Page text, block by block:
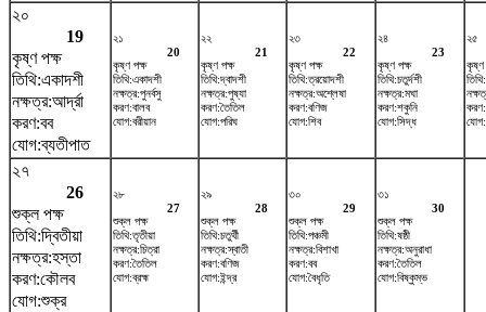
২০
19
কৃষ্ণ পক্ষ
তিথি:একাদশী
নক্ষত্র:আর্দ্রা
করণ:বব
যোগ:ব্যতীপাত
২১
20
কৃষ্ণ পক্ষ
তিথি:একাদশী
নক্ষত্র:পুনর্বসু
করণ:বালব
যোগ:বরীয়ান
২২
21
কৃষ্ণ পক্ষ
তিথি:দ্বাদশী
নক্ষত্র:পুষ্যা
করণ:তৈতিল
যোগ:পরিঘ
২৩
22
কৃষ্ণ পক্ষ
তিথি:ত্রয়োদশী
নক্ষত্র:অশ্লেষা
করণ:বণিজ
যোগ:শিব
২৪
23
কৃষ্ণ পক্ষ
তিথি:চতুর্দশী
নক্ষত্র:মঘা
করণ:শকুনি
যোগ:সিদ্ধ
২৫
কৃষ্ণ
২৭
26
শুক্ল পক্ষ
তিথি:দ্বিতীয়া
নক্ষত্র:হস্তা
করণ:কৌলব
যোগ:শুক্র
২৮
27
শুক্ল পক্ষ
তিথি:তৃতীয়া
নক্ষত্র:চিত্রা
করণ:তৈতিল
যোগ:ব্রহ্ম
২৯
28
শুক্ল পক্ষ
তিথি:চতুর্থী
নক্ষত্র:স্বাতী
করণ:বণিজ
যোগ:ইন্দ্র
৩০
29
শুক্ল পক্ষ
তিথি:পঞ্চমী
নক্ষত্র:বিশাখা
করণ:বব
যোগ:বৈধৃতি
৩১
30
শুক্ল পক্ষ
তিথি:ষষ্ঠী
নক্ষত্র:অনুরাধা
করণ:তৈতিল
যোগ:বিষ্কুম্ভ